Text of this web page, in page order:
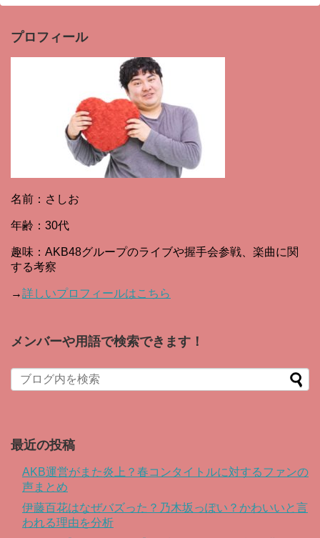
プロフィール
名前：さしお
年齢：30代
趣味：AKB48グループのライブや握手会参戦、楽曲に関
する考察
→詳しいプロフィールはこちら
メンバーや用語で検索できます！
最近の投稿
AKB運営がまた炎上？春コンタイトルに対するファンの
声まとめ
伊藤百花はなぜバズった？乃木坂っぽい？かわいいと言
われる理由を分析